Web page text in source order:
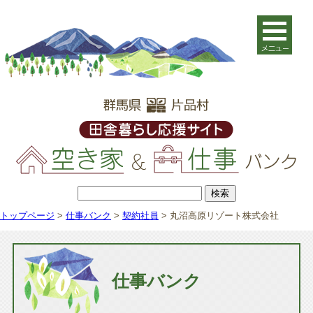
トップページ > 仕事バンク > 契約社員 > 丸沼高原リゾート株式会社
仕事バンク